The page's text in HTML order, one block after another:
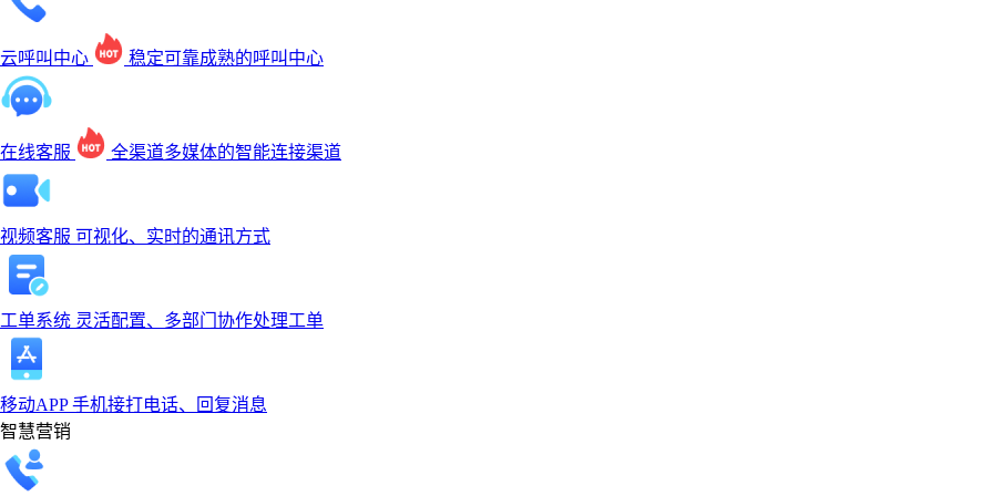
云呼叫中心 稳定可靠成熟的呼叫中心
在线客服 全渠道多媒体的智能连接渠道
视频客服 可视化、实时的通讯方式
工单系统 灵活配置、多部门协作处理工单
移动APP手机接打电话、回复消息
智慧营销